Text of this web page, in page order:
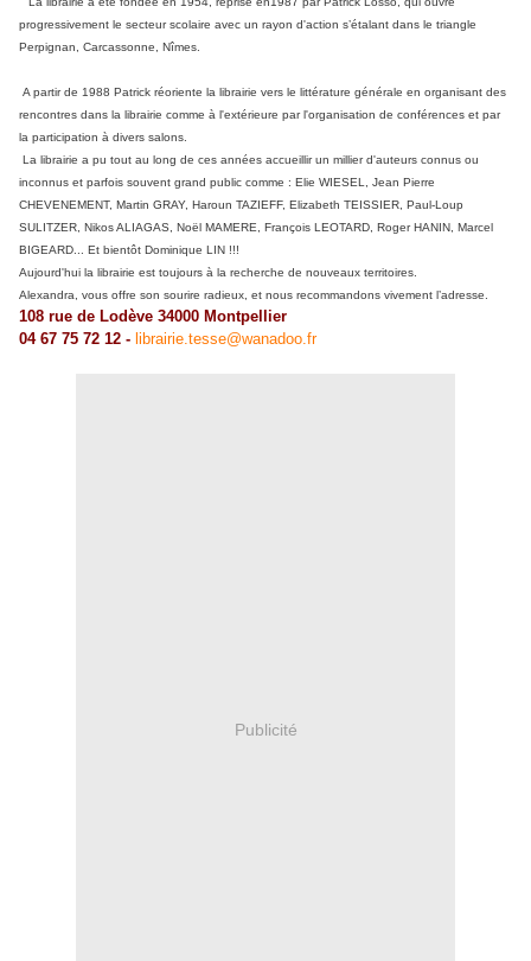
progressivement le secteur scolaire avec un rayon d'action s’étalant dans le triangle
Perpignan, Carcassonne, Nîmes.
A partir de 1988 Patrick réoriente la librairie vers le littérature générale en organisant des
rencontres dans la librairie comme à l'extérieure par l'organisation de conférences et par
la participation à divers salons.
La librairie a pu tout au long de ces années accueillir un millier d'auteurs connus ou
inconnus et parfois souvent grand public comme : Elie WIESEL, Jean Pierre
CHEVENEMENT, Martin GRAY, Haroun TAZIEFF, Elizabeth TEISSIER, Paul-Loup
SULITZER, Nikos ALIAGAS, Noël MAMERE, François LEOTARD, Roger HANIN, Marcel
BIGEARD... Et bientôt Dominique LIN !!!
Aujourd'hui la librairie est toujours à la recherche de nouveaux territoires.
Alexandra, vous offre son sourire radieux, et nous recommandons vivement l’adresse.
108 rue de Lodève 34000 Montpellier
04 67 75 72 12 - librairie.tesse@wanadoo.fr
Publicité